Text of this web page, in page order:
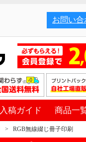
お問い合
入稿ガイド 商品一
RGB無線綴じ冊子印刷